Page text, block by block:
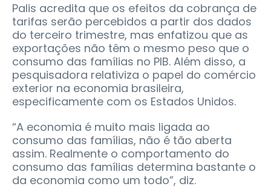
Palis acredita que os efeitos da cobrança de
tarifas serão percebidos a partir dos dados
do terceiro trimestre, mas enfatizou que as
exportações não têm o mesmo peso que o
consumo das famílias no PIB. Além disso, a
pesquisadora relativiza o papel do comércio
exterior na economia brasileira,
especificamente com os Estados Unidos.
“A economia é muito mais ligada ao
consumo das famílias, não é tão aberta
assim. Realmente o comportamento do
consumo das famílias determina bastante o
da economia como um todo”, diz.